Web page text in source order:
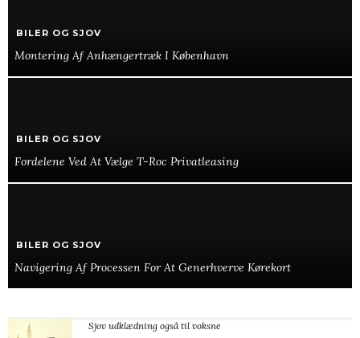
BILER OG SJOV
Montering Af Anhængertræk I København
BILER OG SJOV
Fordelene Ved At Vælge T-Roc Privatleasing
BILER OG SJOV
Navigering Af Processen For At Generhverve Kørekort
Sjov udklædning også til voksne